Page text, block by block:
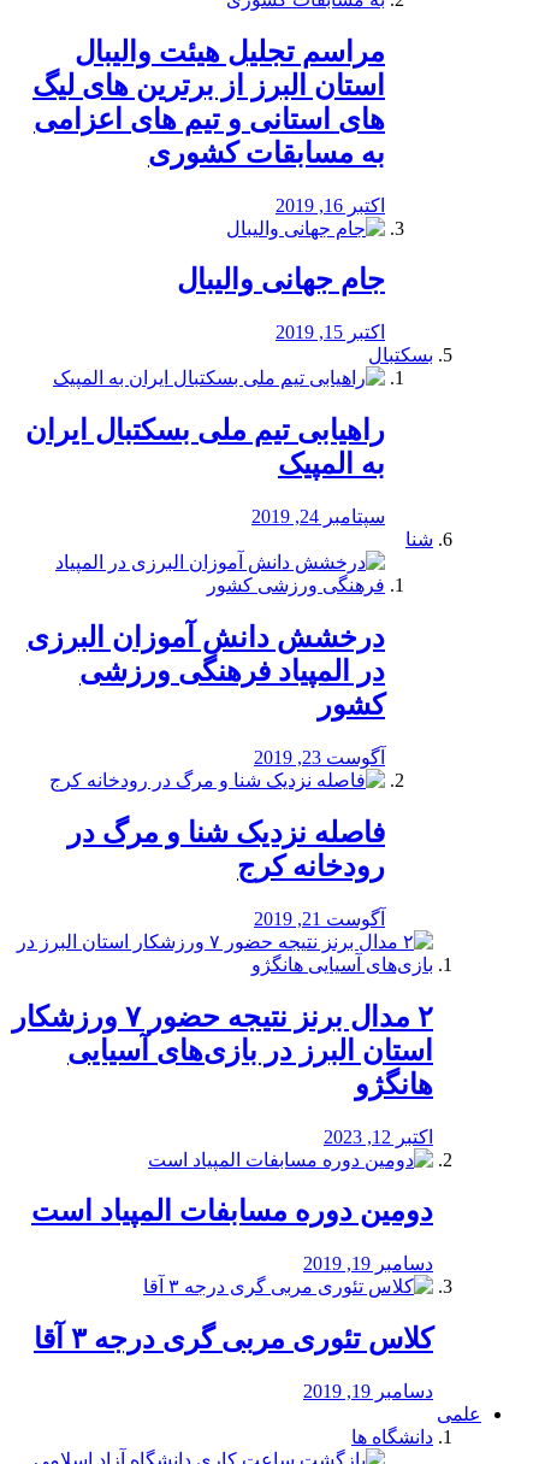
مراسم تجلیل هیئت والیبال
استان البرز از برترین های لیگ
های استانی و تیم های اعزامی
به مسابقات کشوری
اکتبر 16, 2019
جام جهانی والیبال
اکتبر 15, 2019
بسکتبال
راهیابی تیم ملی بسکتبال ایران
به المپیک
سپتامبر 24, 2019
شنا
درخشش دانش آموزان البرزی
در المپیاد فرهنگی ورزشی
کشور
آگوست 23, 2019
️فاصله نزدیک شنا و مرگ در
رودخانه کرج
آگوست 21, 2019
۲ مدال برنز نتیجه حضور ۷ ورزشکار
استان البرز در بازی‌های آسیایی
هانگژو
اکتبر 12, 2023
دومین دوره مسابفات المپیاد است
دسامبر 19, 2019
کلاس تئوری مربی گری درجه ۳ آقا
دسامبر 19, 2019
علمی
دانشگاه ها